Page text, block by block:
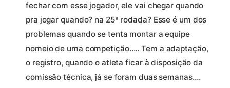
fechar com esse jogador, ele vai chegar quando
pra jogar quando? na 25ª rodada? Esse é um dos
problemas quando se tenta montar a equipe
nomeio de uma competição….. Tem a adaptação,
o registro, quando o atleta ficar à disposição da
comissão técnica, já se foram duas semanas….